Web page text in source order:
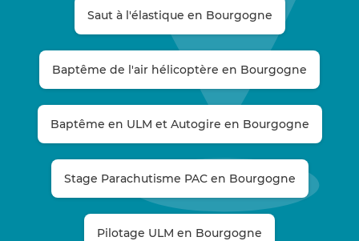
Saut à l'élastique en Bourgogne
Baptême de l'air hélicoptère en Bourgogne
Baptême en ULM et Autogire en Bourgogne
Stage Parachutisme PAC en Bourgogne
Pilotage ULM en Bourgogne